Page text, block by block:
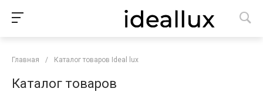
Главная / Каталог товаров Ideal lux
Каталог товаров